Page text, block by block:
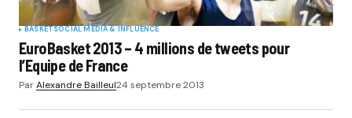
BASKETSOCIAL MÉDIA & INFLUENCE
EuroBasket 2013 – 4 millions de tweets pour
l’Equipe de France
ParAlexandre Bailleul24 septembre 2013